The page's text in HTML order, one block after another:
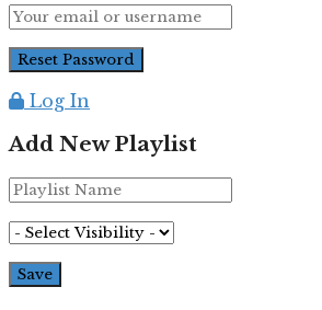
Log In
Add New Playlist